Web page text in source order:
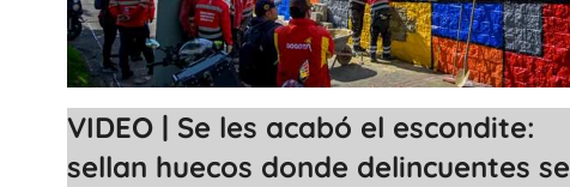
VIDEO | Se les acabó el escondite:
sellan huecos donde delincuentes se